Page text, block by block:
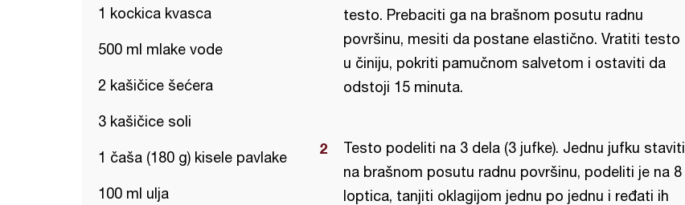
1 kockica kvasca
500 ml mlake vode
2 kašičice šećera
3 kašičice soli
1 čaša (180 g) kisele pavlake
100 ml ulja
testo. Prebaciti ga na brašnom posutu radnu
površinu, mesiti da postane elastično. Vratiti testo
u činiju, pokriti pamučnom salvetom i ostaviti da
odstoji 15 minuta.
Testo podeliti na 3 dela (3 jufke). Jednu jufku staviti
na brašnom posutu radnu površinu, podeliti je na 8
loptica, tanjiti oklagijom jednu po jednu i ređati ih